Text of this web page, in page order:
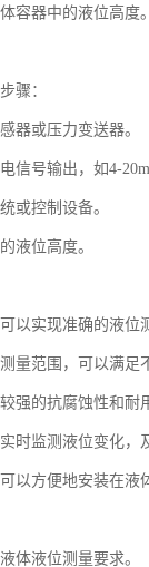
容器中的液位高
骤：
器或压力变送器。
号输出，如4-
或控制设备。
液位高度。
以实现准确的液位
量范围，可以满足
强的抗腐蚀性和耐
监测液位变化，
方便地安装在液
体液位测量要求。